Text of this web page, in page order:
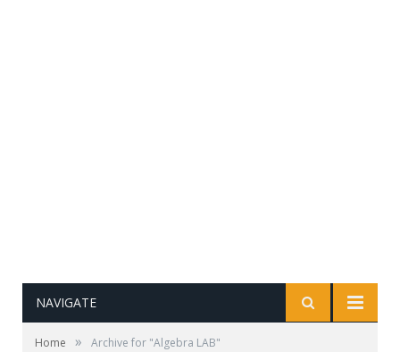
NAVIGATE
Home » Archive for "Algebra LAB"